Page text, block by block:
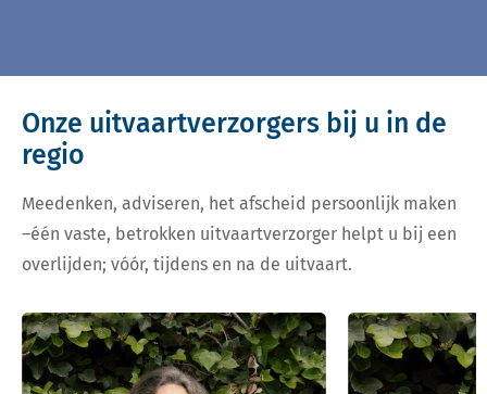
Onze uitvaartverzorgers bij u in de
regio
Meedenken, adviseren, het afscheid persoonlijk maken
–één vaste, betrokken uitvaartverzorger helpt u bij een
overlijden; vóór, tijdens en na de uitvaart.